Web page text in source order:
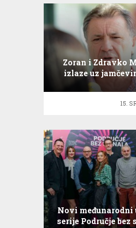
Zoran i Zdravko
izlaze uz
slobodu!
15.
Novi međunarodni
serije Područje bez